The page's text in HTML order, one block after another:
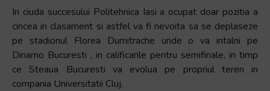
In ciuda succesului Politehnica Iasi a ocupat doar pozitia a
cincea in clasament si astfel va fi nevoita sa se deplaseze
pe stadionul Florea Dumitrache unde o va intalni pe
Dinamo Bucuresti , in calificarile pentru semifinale, in timp
ce Steaua Bucuresti va evolua pe propriul teren in
compania Universitatii Cluj.